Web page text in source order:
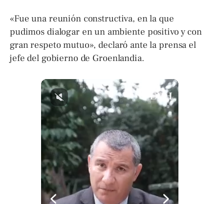
«Fue una reunión constructiva, en la que
pudimos dialogar en un ambiente positivo y con
gran respeto mutuo», declaró ante la prensa el
jefe del gobierno de Groenlandia.